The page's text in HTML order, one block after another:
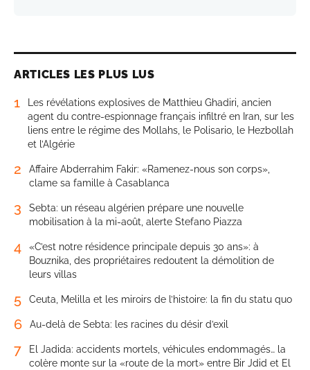
ARTICLES LES PLUS LUS
1
Les révélations explosives de Matthieu Ghadiri, ancien
agent du contre-espionnage français infiltré en Iran, sur les
liens entre le régime des Mollahs, le Polisario, le Hezbollah
et l’Algérie
2
Affaire Abderrahim Fakir: «Ramenez-nous son corps»,
clame sa famille à Casablanca
3
Sebta: un réseau algérien prépare une nouvelle
mobilisation à la mi-août, alerte Stefano Piazza
4
«C’est notre résidence principale depuis 30 ans»: à
Bouznika, des propriétaires redoutent la démolition de
leurs villas
5 Ceuta, Melilla et les miroirs de l’histoire: la fin du statu quo
6 Au-delà de Sebta: les racines du désir d’exil
7
El Jadida: accidents mortels, véhicules endommagés… la
colère monte sur la «route de la mort» entre Bir Jdid et El